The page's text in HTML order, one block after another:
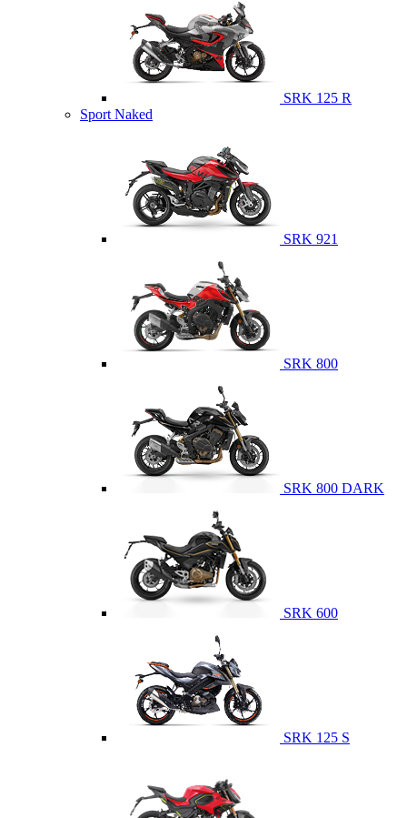
SRK 125 R
Sport Naked
SRK 921
SRK 800
SRK 800 DARK
SRK 600
SRK 125 S